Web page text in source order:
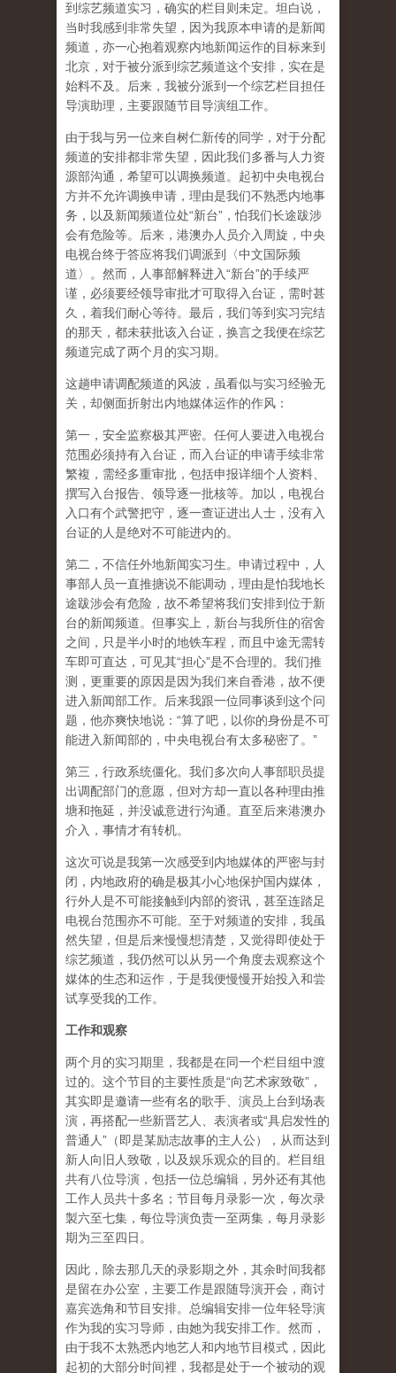
到综艺频道实习，确实的栏目则未定。坦白说，
当时我感到非常失望，因为我原本申请的是新闻
频道，亦一心抱着观察内地新闻运作的目标来到
北京，对于被分派到综艺频道这个安排，实在是
始料不及。后来，我被分派到一个综艺栏目担任
导演助理，主要跟随节目导演组工作。
由于我与另一位来自树仁新传的同学，对于分配
频道的安排都非常失望，因此我们多番与人力资
源部沟通，希望可以调换频道。起初中央电视台
方并不允许调换申请，理由是我们不熟悉内地事
务，以及新闻频道位处“新台”，怕我们长途跋涉
会有危险等。后来，港澳办人员介入周旋，中央
电视台终于答应将我们调派到〈中文国际频
道〉。然而，人事部解释进入“新台”的手续严
谨，必须要经领导审批才可取得入台证，需时甚
久，着我们耐心等待。最后，我们等到实习完结
的那天，都未获批该入台证，换言之我便在综艺
频道完成了两个月的实习期。
这趟申请调配频道的风波，虽看似与实习经验无
关，却侧面折射出内地媒体运作的作风：
第一，安全监察极其严密。任何人要进入电视台
范围必须持有入台证，而入台证的申请手续非常
繁複，需经多重审批，包括申报详细个人资料、
撰写入台报告、领导逐一批核等。加以，电视台
入口有个武警把守，逐一查证进出人士，没有入
台证的人是绝对不可能进内的。
第二，不信任外地新闻实习生。申请过程中，人
事部人员一直推搪说不能调动，理由是怕我地长
途跋涉会有危险，故不希望将我们安排到位于新
台的新闻频道。但事实上，新台与我所住的宿舍
之间，只是半小时的地铁车程，而且中途无需转
车即可直达，可见其“担心”是不合理的。我们推
测，更重要的原因是因为我们来自香港，故不便
进入新闻部工作。后来我跟一位同事谈到这个问
题，他亦爽快地说：“算了吧，以你的身份是不可
能进入新闻部的，中央电视台有太多秘密了。”
第三，行政系统僵化。我们多次向人事部职员提
出调配部门的意愿，但对方却一直以各种理由推
塘和拖延，并没诚意进行沟通。直至后来港澳办
介入，事情才有转机。
这次可说是我第一次感受到内地媒体的严密与封
闭，内地政府的确是极其小心地保护国内媒体，
行外人是不可能接触到内部的资讯，甚至连踏足
电视台范围亦不可能。至于对频道的安排，我虽
然失望，但是后来慢慢想清楚，又觉得即使处于
综艺频道，我仍然可以从另一个角度去观察这个
媒体的生态和运作，于是我便慢慢开始投入和尝
试享受我的工作。
工作和观察
两个月的实习期里，我都是在同一个栏目组中渡
过的。这个节目的主要性质是“向艺术家致敬”，
其实即是邀请一些有名的歌手、演员上台到场表
演，再搭配一些新晋艺人、表演者或“具启发性的
普通人”（即是某励志故事的主人公），从而达到
新人向旧人致敬，以及娱乐观众的目的。栏目组
共有八位导演，包括一位总编辑，另外还有其他
工作人员共十多名；节目每月录影一次，每次录
製六至七集，每位导演负责一至两集，每月录影
期为三至四日。
因此，除去那几天的录影期之外，其余时间我都
是留在办公室，主要工作是跟随导演开会，商讨
嘉宾选角和节目安排。总编辑安排一位年轻导演
作为我的实习导师，由她为我安排工作。然而，
由于我不太熟悉内地艺人和内地节目模式，因此
起初的大部分时间裡，我都是处于一个被动的观